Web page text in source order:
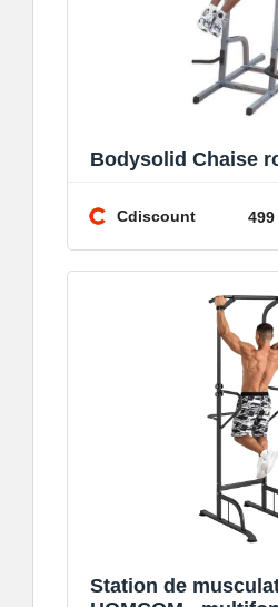
Bodysolid Chaise
Cdiscount 499
Station de